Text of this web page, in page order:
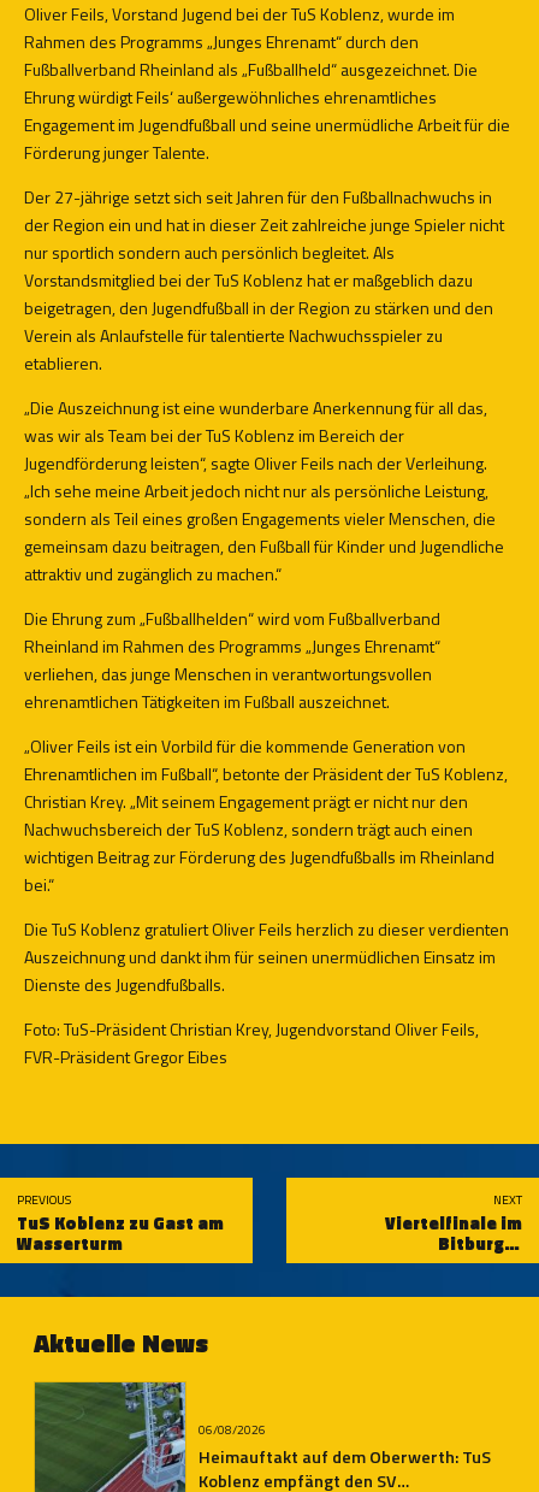
Oliver Feils, Vorstand Jugend bei der TuS Koblenz, wurde im
Rahmen des Programms „Junges Ehrenamt“ durch den
Fußballverband Rheinland als „Fußballheld“ ausgezeichnet. Die
Ehrung würdigt Feils‘ außergewöhnliches ehrenamtliches
Engagement im Jugendfußball und seine unermüdliche Arbeit für die
Förderung junger Talente.
Der 27-jährige setzt sich seit Jahren für den Fußballnachwuchs in
der Region ein und hat in dieser Zeit zahlreiche junge Spieler nicht
nur sportlich sondern auch persönlich begleitet. Als
Vorstandsmitglied bei der TuS Koblenz hat er maßgeblich dazu
beigetragen, den Jugendfußball in der Region zu stärken und den
Verein als Anlaufstelle für talentierte Nachwuchsspieler zu
etablieren.
„Die Auszeichnung ist eine wunderbare Anerkennung für all das,
was wir als Team bei der TuS Koblenz im Bereich der
Jugendförderung leisten“, sagte Oliver Feils nach der Verleihung.
„Ich sehe meine Arbeit jedoch nicht nur als persönliche Leistung,
sondern als Teil eines großen Engagements vieler Menschen, die
gemeinsam dazu beitragen, den Fußball für Kinder und Jugendliche
attraktiv und zugänglich zu machen.“
Die Ehrung zum „Fußballhelden“ wird vom Fußballverband
Rheinland im Rahmen des Programms „Junges Ehrenamt“
verliehen, das junge Menschen in verantwortungsvollen
ehrenamtlichen Tätigkeiten im Fußball auszeichnet.
„Oliver Feils ist ein Vorbild für die kommende Generation von
Ehrenamtlichen im Fußball“, betonte der Präsident der TuS Koblenz,
Christian Krey. „Mit seinem Engagement prägt er nicht nur den
Nachwuchsbereich der TuS Koblenz, sondern trägt auch einen
wichtigen Beitrag zur Förderung des Jugendfußballs im Rheinland
bei.“
Die TuS Koblenz gratuliert Oliver Feils herzlich zu dieser verdienten
Auszeichnung und dankt ihm für seinen unermüdlichen Einsatz im
Dienste des Jugendfußballs.
Foto: TuS-Präsident Christian Krey, Jugendvorstand Oliver Feils,
FVR-Präsident Gregor Eibes
PREVIOUS
TuS Koblenz zu Gast am
Wasserturm
NEXT
Viertelfinale im
Bitburger
Rheinlandpokal
Aktuelle News
06/08/2026
Heimauftakt auf dem Oberwerth: TuS
Koblenz empfängt den SV